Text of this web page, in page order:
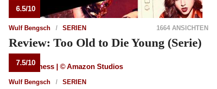
6.5/10
Wulf Bengsch SERIEN 1664 ANSICHTEN
Review: Too Old to Die Young (Serie)
7.5/10
Wulf Bengsch SERIEN